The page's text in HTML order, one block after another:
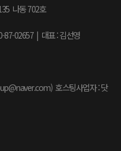
나동 702호
87-02657 | 대표 : 김선영
호스팅사업자 : 닷